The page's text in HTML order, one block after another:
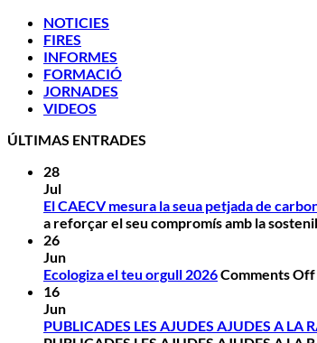
NOTICIES
FIRES
INFORMES
FORMACIÓ
JORNADES
VIDEOS
ÚLTIMAS ENTRADES
28
Jul
El CAECV mesura la seua petjada de
a reforçar el seu compromís amb la
26
Jun
Ecologiza el teu orgull 2026Comments Off
16
Jun
PUBLICADES LES AJUDES AJUDES A